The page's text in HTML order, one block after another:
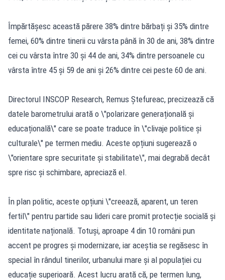
Împărtășesc această părere 38% dintre bărbați și 35% dintre
femei, 60% dintre tinerii cu vârsta până în 30 de ani, 38% dintre
cei cu vârsta între 30 și 44 de ani, 34% dintre persoanele cu
vârsta între 45 și 59 de ani și 26% dintre cei peste 60 de ani.
Directorul INSCOP Research, Remus Ștefureac, precizează că
datele barometrului arată o \"polarizare generațională și
educațională\" care se poate traduce în \"clivaje politice și
culturale\" pe termen mediu. Aceste opțiuni sugerează o
\"orientare spre securitate și stabilitate\", mai degrabă decât
spre risc și schimbare, apreciază el.
În plan politic, aceste opțiuni \"creează, aparent, un teren
fertil\" pentru partide sau lideri care promit protecție socială și
identitate națională. Totuși, aproape 4 din 10 români pun
accent pe progres și modernizare, iar aceștia se regăsesc în
special în rândul tinerilor, urbanului mare și al populației cu
educație superioară. Acest lucru arată că, pe termen lung,